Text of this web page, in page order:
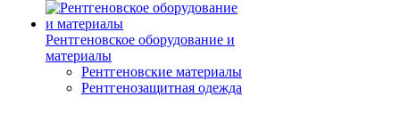
Рентгеновское оборудование и
материалы
Рентгеновские материалы
Рентгенозащитная одежда